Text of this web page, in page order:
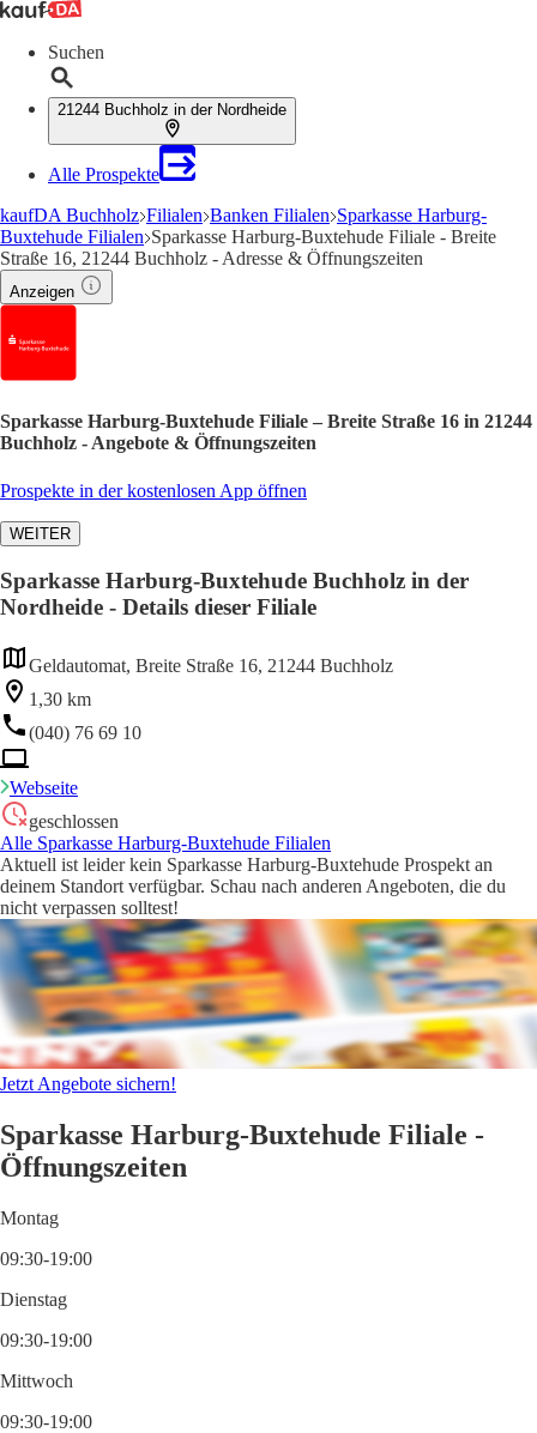
Suchen
21244 Buchholz in der Nordheide
Alle Prospekte
kaufDA Buchholz Filialen Banken Filialen Sparkasse Harburg-
Buxtehude Filialen Sparkasse Harburg-Buxtehude Filiale - Breite
Straße 16, 21244 Buchholz - Adresse & Öffnungszeiten
Anzeigen
Sparkasse Harburg-Buxtehude Filiale – Breite Straße 16 in 21244
Buchholz - Angebote & Öffnungszeiten
Prospekte in der kostenlosen App öffnen
WEITER
Sparkasse Harburg-Buxtehude Buchholz in der
Nordheide - Details dieser Filiale
Geldautomat, Breite Straße 16, 21244 Buchholz
1,30 km
(040) 76 69 10
Webseite
geschlossen
Alle Sparkasse Harburg-Buxtehude Filialen
Aktuell ist leider kein Sparkasse Harburg-Buxtehude Prospekt an
deinem Standort verfügbar. Schau nach anderen Angeboten, die du
nicht verpassen solltest!
Jetzt Angebote sichern!
Sparkasse Harburg-Buxtehude Filiale -
Öffnungszeiten
Montag
09:30-19:00
Dienstag
09:30-19:00
Mittwoch
09:30-19:00